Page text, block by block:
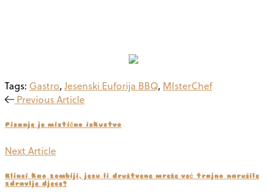
Tags: Gastro, Jesenski Euforija BBQ, MIsterChef
Previous Article
Pisanje je mistično iskustvo
Next Article
Klinci kao zombiji, jesu li društvene mreže već trajno narušile
zdravlje djece?